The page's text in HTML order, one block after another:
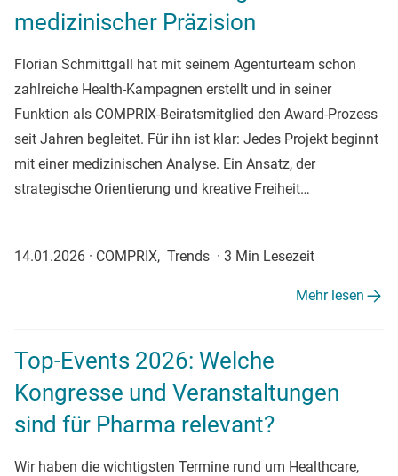
medizinischer Präzision
Florian Schmittgall hat mit seinem Agenturteam schon
zahlreiche Health-Kampagnen erstellt und in seiner
Funktion als COMPRIX-Beiratsmitglied den Award-Prozess
seit Jahren begleitet. Für ihn ist klar: Jedes Projekt beginnt
mit einer medizinischen Analyse. Ein Ansatz, der
strategische Orientierung und kreative Freiheit…
14.01.2026 · COMPRIX, Trends · 3 Min Lesezeit
Mehr lesen
Top-Events 2026: Welche
Kongresse und Veranstaltungen
sind für Pharma relevant?
Wir haben die wichtigsten Termine rund um Healthcare,